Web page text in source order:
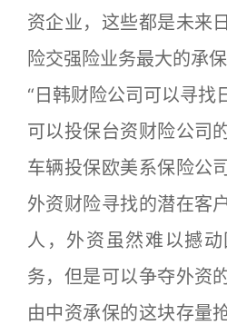
资企业，这些都是未来
险交强险业务最大的承保
“日韩财险公司可以寻找
可以投保台资财险公司
车辆投保欧美系保险公
外资财险寻找的潜在客
人，外资虽然难以撼
务，但是可以争夺外资
由中资承保的这块存量